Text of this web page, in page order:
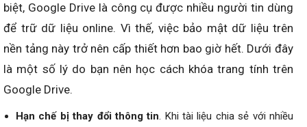
biệt, Google Drive là công cụ được nhiều người tin dùng
để trữ dữ liệu online. Vì thế, việc bảo mật dữ liệu trên
nền tảng này trở nên cấp thiết hơn bao giờ hết. Dưới đây
là một số lý do bạn nên học cách khóa trang tính trên
Google Drive.
Hạn chế bị thay đổi thông tin. Khi tài liệu chia sẻ với nhiều